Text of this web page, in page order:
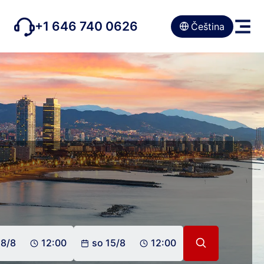
+1 646 740 0626 Čeština
8 12:00 so 15/8 12:00